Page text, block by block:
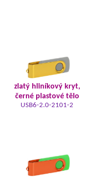
zlatý hliníkový kryt,
černé plastové tělo
USB6-2.0-2101-2